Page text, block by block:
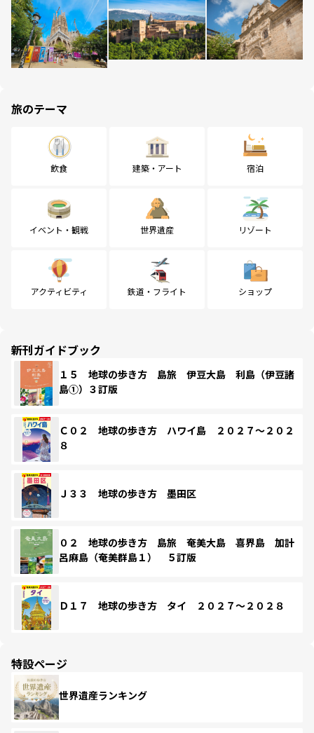
旅のテーマ
飲食 建築・アート 宿泊
イベント・観戦 世界遺産 リゾート
アクティビティ 鉄道・フライト ショップ
新刊ガイドブック
１５ 地球の歩き方 島旅 伊豆大島 利島（伊豆諸
島①）３訂版
Ｃ０２ 地球の歩き方 ハワイ島 ２０２７～２０２
８
Ｊ３３ 地球の歩き方 墨田区
０２ 地球の歩き方 島旅 奄美大島 喜界島 加計
呂麻島（奄美群島１） ５訂版
Ｄ１７ 地球の歩き方 タイ ２０２７～２０２８
特設ページ
世界遺産ランキング